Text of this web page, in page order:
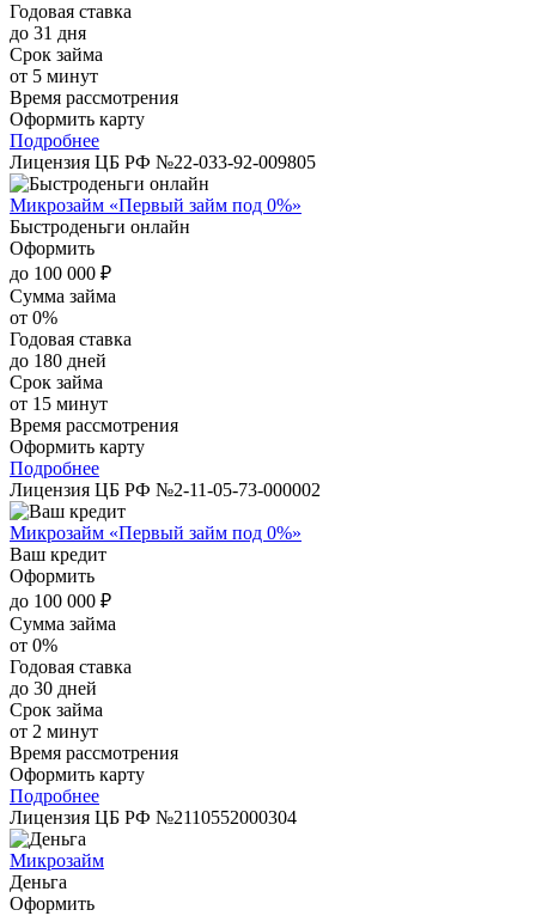
Годовая ставка
до 31 дня
Срок займа
от 5 минут
Время рассмотрения
Оформить карту
Подробнее
Лицензия ЦБ РФ №22-033-92-009805
Микрозайм «Первый займ под 0%»
Быстроденьги онлайн
Оформить
до 100 000 ₽
Сумма займа
от 0%
Годовая ставка
до 180 дней
Срок займа
от 15 минут
Время рассмотрения
Оформить карту
Подробнее
Лицензия ЦБ РФ №2-11-05-73-000002
Микрозайм «Первый займ под 0%»
Ваш кредит
Оформить
до 100 000 ₽
Сумма займа
от 0%
Годовая ставка
до 30 дней
Срок займа
от 2 минут
Время рассмотрения
Оформить карту
Подробнее
Лицензия ЦБ РФ №2110552000304
Микрозайм
Деньга
Оформить